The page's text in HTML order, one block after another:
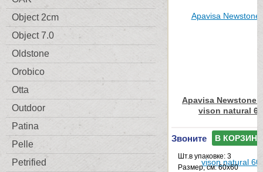
Object 2cm
Object 7.0
Oldstone
Orobico
Otta
Outdoor
Patina
Pelle
Petrified
Apavisa Newstone
vison natural
Звоните В КОРЗИНУ
Шт.в упаковке: 3
Размер, см: 60x60